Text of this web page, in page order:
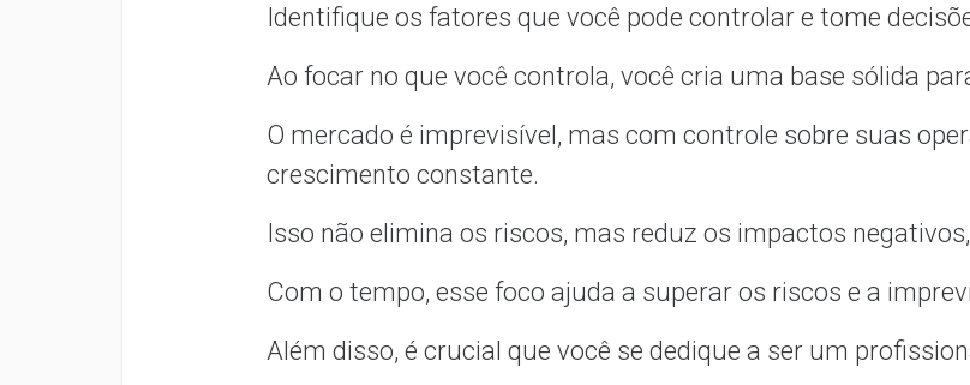
Identifique os fatores que você pode controlar e tome
Ao focar no que você controla, você cria uma base sólida
O mercado é imprevisível, mas com controle sobre suas
crescimento constante.
Isso não elimina os riscos, mas reduz os impactos
Com o tempo, esse foco ajuda a superar os riscos e a
Além disso, é crucial que você se dedique a ser um